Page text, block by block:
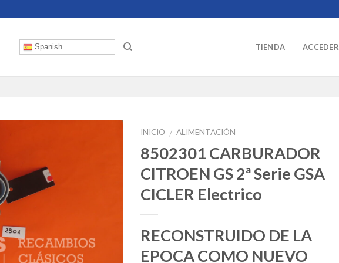
Spanish TIENDA ACCEDER
INICIO / ALIMENTACIÓN
8502301 CARBURADOR
CITROEN GS 2ª Serie GSA
CICLER Electrico
RECONSTRUIDO DE LA
EPOCA COMO NUEVO